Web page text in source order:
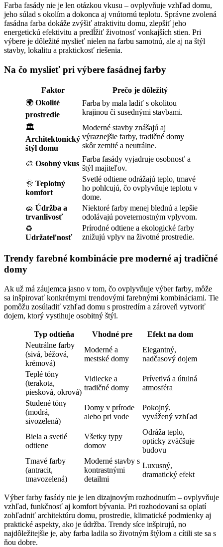
Farba fasády nie je len otázkou vkusu – ovplyvňuje vzhľad domu,
jeho súlad s okolím a dokonca aj vnútornú teplotu. Správne zvolená
fasádna farba dokáže zvýšiť atraktivitu domu, zlepšiť jeho
energetickú efektivitu a predĺžiť životnosť vonkajších stien. Pri
výbere je dôležité myslieť nielen na farbu samotnú, ale aj na štýl
stavby, lokalitu a praktickosť riešenia.
Na čo myslieť pri výbere fasádnej farby
Faktor
Prečo je dôležitý
🌍 Okolité
prostredie
Farba by mala ladiť s okolitou
krajinou či susednými stavbami.
🏛️
Architektonický
štýl domu
Moderné stavby znášajú aj
výraznejšie farby, tradičné domy
skôr zemité a neutrálne.
🎨 Osobný vkus
Farba fasády vyjadruje osobnosť a
štýl majiteľov.
🌞 Teplotný
komfort
Svetlé odtiene odrážajú teplo, tmavé
ho pohlcujú, čo ovplyvňuje teplotu v
dome.
🧽 Údržba a
trvanlivosť
Niektoré farby menej blednú a lepšie
odolávajú poveternostným vplyvom.
♻️
Udržateľnosť
Prírodné odtiene a ekologické farby
znižujú vplyv na životné prostredie.
Trendy farebné kombinácie pre moderné aj tradičné
domy
Ak už má záujemca jasno v tom, čo ovplyvňuje výber farby, môže
sa inšpirovať konkrétnymi trendovými farebnými kombináciami. Tie
pomôžu zosúladiť vzhľad domu s prostredím a zároveň vytvoriť
dojem, ktorý vystihuje osobitný štýl.
Typ odtieňa Vhodné pre
Efekt na dom
Neutrálne farby
(sivá, béžová,
krémová)
Moderné a
mestské domy
Elegantný,
nadčasový dojem
Teplé tóny
(terakota,
piesková, okrová)
Vidiecke a
tradičné domy
Prívetivá a útulná
atmosféra
Studené tóny
(modrá,
sivozelená)
Domy v prírode
alebo pri vode
Pokojný,
vyvážený vzhľad
Biela a svetlé
odtiene
Všetky typy
domov
Odráža teplo,
opticky zväčšuje
budovu
Tmavé farby
(antracit,
tmavozelená)
Moderné stavby s
kontrastnými
detailmi
Luxusný,
dramatický efekt
Výber farby fasády nie je len dizajnovým rozhodnutím – ovplyvňuje
vzhľad, funkčnosť aj komfort bývania. Pri rozhodovaní sa oplatí
zohľadniť architektúru domu, prostredie, klimatické podmienky aj
praktické aspekty, ako je údržba. Trendy síce inšpirujú, no
najdôležitejšie je, aby farba ladila so životným štýlom a cítili ste sa s
ňou dobre.